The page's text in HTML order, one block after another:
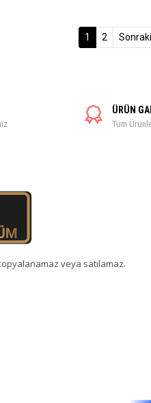
1 (current)
2 Sonraki
ÜRÜN
Tüm
veya satılamaz.